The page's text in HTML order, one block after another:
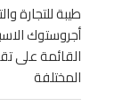
طيبة للتجارة
القائمة على
المختلفة